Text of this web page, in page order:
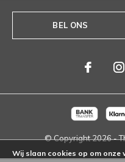
BEL ONS
© Copyright2026-
Wij slaan cookies op om onze